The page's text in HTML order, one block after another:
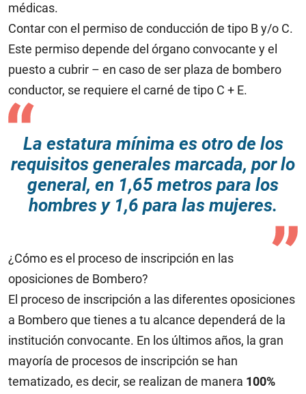
médicas.
Contar con el permiso de conducción de tipo B y/o C.
Este permiso depende del órgano convocante y el
puesto a cubrir – en caso de ser plaza de bombero
conductor, se requiere el carné de tipo C + E.
La estatura mínima es otro de los
requisitos generales marcada, por lo
general, en 1,65 metros para los
hombres y 1,6 para las mujeres.
¿Cómo es el proceso de inscripción en las
oposiciones de Bombero?
El proceso de inscripción a las diferentes oposiciones
a Bombero que tienes a tu alcance dependerá de la
institución convocante. En los últimos años, la gran
mayoría de procesos de inscripción se han
tematizado, es decir, se realizan de manera 100%